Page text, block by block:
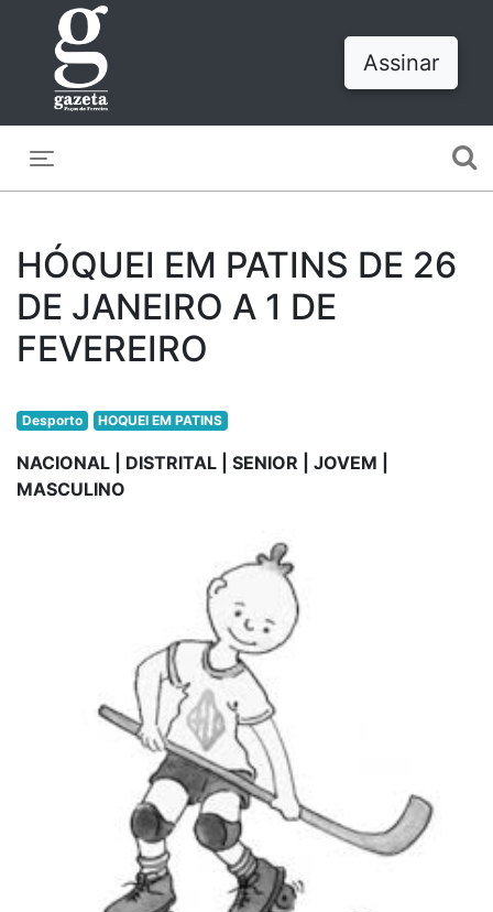
Assinar
HÓQUEI EM PATINS DE 26
DE JANEIRO A 1 DE
FEVEREIRO
Desporto HOQUEI EM PATINS
NACIONAL | DISTRITAL | SENIOR | JOVEM |
MASCULINO